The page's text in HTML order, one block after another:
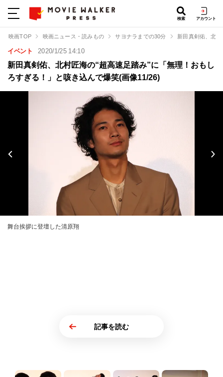
検索 アカウント
映画TOP 映画ニュース・読みもの サヨナラまでの30分 新田真剣佑、北
イベント 2020/1/25 14:10
新田真剣佑、北村匠海の“超高速足踏み”に「無理！おもし
ろすぎる！」と咳き込んで爆笑(画像11/26)
舞台挨拶に登壇した清原翔
記事を読む